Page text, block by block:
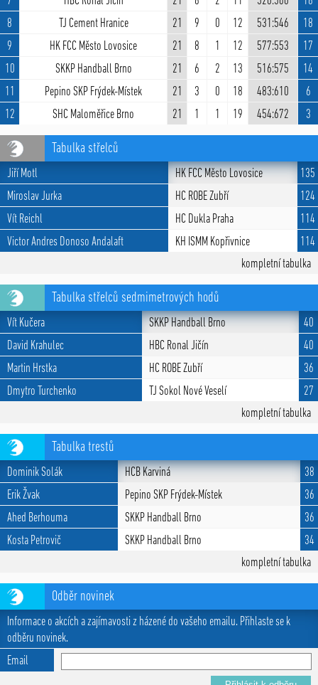
8
TJ Cement Hranice 21 9 0 12 531:546
18
9
HK FCC Město Lovosice 21 8 1 12 577:553
17
10
SKKP Handball Brno 21 6 2 13 516:575
14
11
Pepino SKP Frýdek-Místek 21 3 0 18 483:610
6
12
SHC Maloměřice Brno 21 1 1 19 454:672 3
Tabulka střelců
Jiří Motl HK FCC Město Lovosice
135
Miroslav Jurka
HC ROBE Zubří
124
Vít Reichl
HC Dukla Praha
114
Victor Andres Donoso Andalaft
KH ISMM Kopřivnice
114
kompletní tabulka
Tabulka střelců sedmimetrových hodů
Vít Kučera SKKP Handball Brno
40
David Krahulec
HBC Ronal Jičín
40
Martin Hrstka
HC ROBE Zubří
36
Dmytro Turchenko
TJ Sokol Nové Veselí
27
kompletní tabulka
Tabulka trestů
Dominik Solák HCB Karviná
38
Erik Žvak
Pepino SKP Frýdek-Místek
36
Ahed Berhouma
SKKP Handball Brno
36
Kosta Petrovič
SKKP Handball Brno
34
kompletní tabulka
Odběr novinek
Informace o akcích a zajímavosti z házené do vašeho emailu. Přihlaste se k
odběru novinek.
Email